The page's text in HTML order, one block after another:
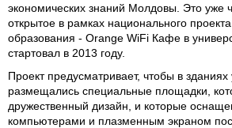
экономических знаний Молдовы. Это уже
открытое в рамках национального
образования - Orange WiFi Кафе в
стартовал в 2013 году.
Проект предусматривает, чтобы в
размещались специальные площадки,
дружественный дизайн, и которые
компьютерами и плазменным экраном